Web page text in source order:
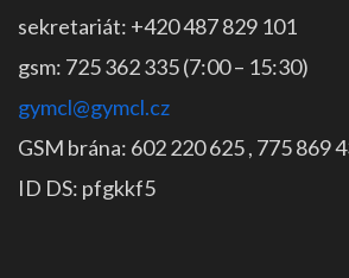
sekretariát: +420 487 829 101
gsm: 725 362 335 (7:00 – 15:30)
gymcl@gymcl.cz
GSM brána: 602 220 625 , 775 869
ID DS: pfgkkf5